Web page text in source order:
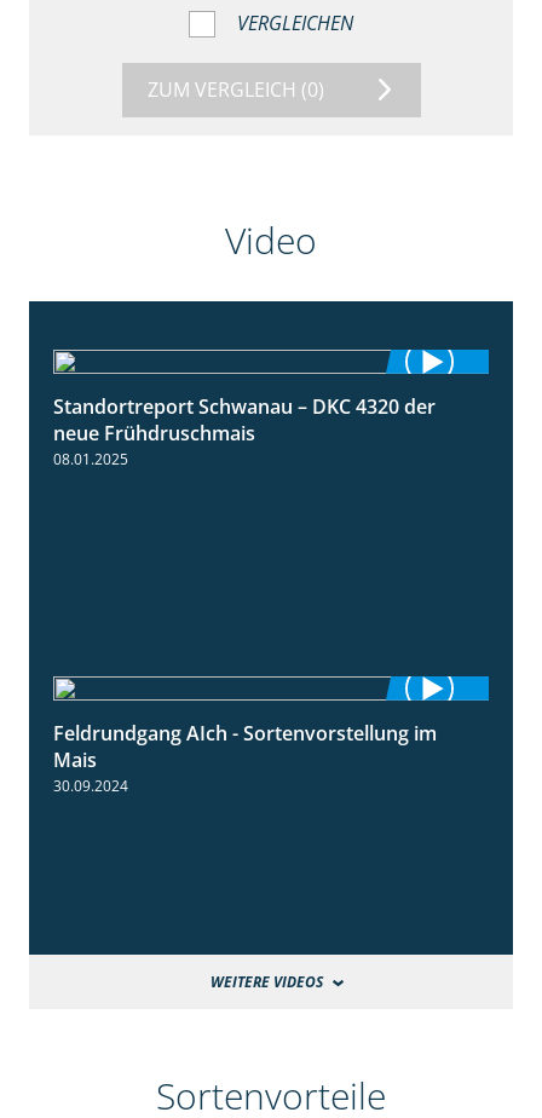
VERGLEICHEN
ZUM VERGLEICH (0)
Video
1:25
Standortreport Schwanau – DKC 4320 der
neue Frühdruschmais
08.01.2025
11:24
Feldrundgang AIch - Sortenvorstellung im
Mais
30.09.2024
WEITERE VIDEOS
Sortenvorteile